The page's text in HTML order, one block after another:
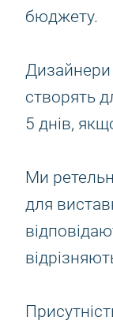
бюджету.
Дизайнери
створять
5 днів,
Ми
для